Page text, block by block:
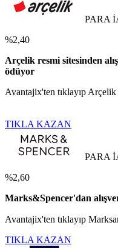
PARA
%2,40
Arçelik resmi sitesinden
ödüyor
Avantajix'ten tıklayıp
TIKLA KAZAN
PARA
%2,60
Marks&Spencer'dan
Avantajix'ten tıklayıp
TIKLA KAZAN